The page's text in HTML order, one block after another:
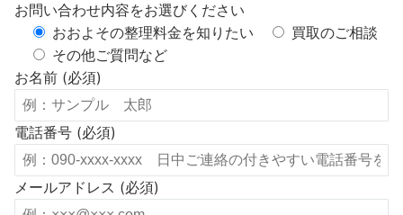
お問い合わせ内容をお選びください
おおよその整理料金を知りたい
買取のご相談
その他ご質問など
お名前 (必須)
電話番号 (必須)
メールアドレス (必須)